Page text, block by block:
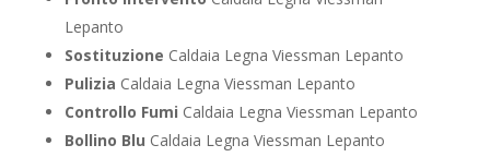
Lepanto
Sostituzione Caldaia Legna Viessman Lepanto
Pulizia Caldaia Legna Viessman Lepanto
Controllo Fumi Caldaia Legna Viessman Lepanto
Bollino Blu Caldaia Legna Viessman Lepanto